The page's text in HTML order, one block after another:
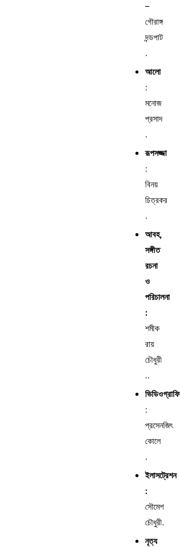
–
গৌরাঙ্গ
দন্ডপাট
.
আলো
:
মনোজ
প্রসাদ
.
রূপসজ্জা
:
বিনয়
চিত্রকর
.
আবহ,
সঙ্গীত
রচনা
ও
পরিচালনা
:
শমীক
রায়
চৌধুরী
..
ভিডিওগ্রাফি
:
প্রসেনজিৎ
কোলে
.
ইলাসট্রেশন
:
সৌমেশ
চৌধুরী.
নৃত্য